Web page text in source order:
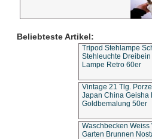
Beliebteste Artikel:
Tripod Stehlampe
Stehleuchte
Lampe Retro 60er
Vintage 21 Tlg.
Japan China Geisha
Goldbemalung 50er
Waschbecken Weiss
Garten Brunnen